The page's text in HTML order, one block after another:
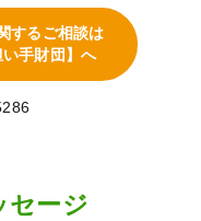
するご相談は
い手財団】へ
セージ